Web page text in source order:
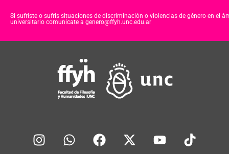
Si sufriste o sufris situaciones de discriminación o violencias de género en el
universitario comunicate a genero@ffyh.unc.edu.ar